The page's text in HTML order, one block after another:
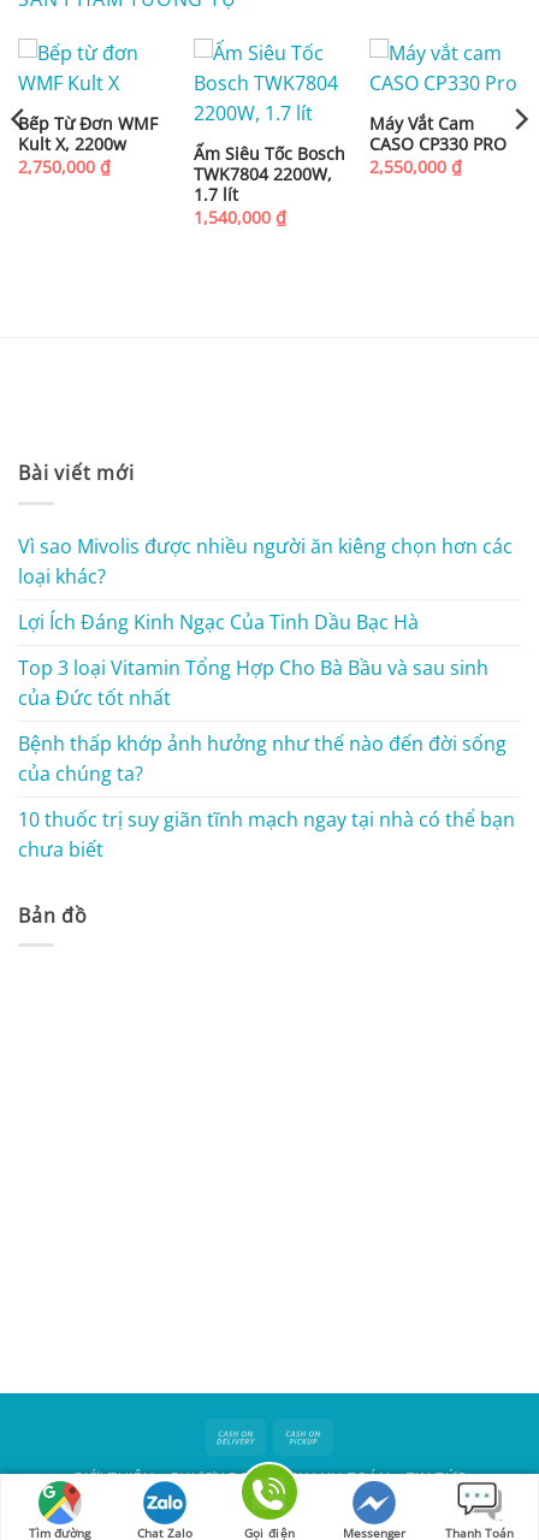
Bếp Từ Đơn WMF
Kult X, 2200w
2,750,000 ₫
Ấm Siêu Tốc Bosch
TWK7804 2200W,
1.7 lít
1,540,000 ₫
Máy Vắt Cam
CASO CP330 PRO
2,550,000 ₫
Bài viết mới
Vì sao Mivolis được nhiều người ăn kiêng chọn hơn các
loại khác?
Lợi Ích Đáng Kinh Ngạc Của Tinh Dầu Bạc Hà
Top 3 loại Vitamin Tổng Hợp Cho Bà Bầu và sau sinh
của Đức tốt nhất
Bệnh thấp khớp ảnh hưởng như thế nào đến đời sống
của chúng ta?
10 thuốc trị suy giãn tĩnh mạch ngay tại nhà có thể bạn
chưa biết
Bản đồ
Cash
On
Delivery
Pickup
GIỚI THIỆU PHƯƠNG THỨC THANH TOÁN TIN TỨC
Copyright 2026 ©Met's Corner
Tìm đường Chat Zalo Gọi điện Messenger Thanh Toán